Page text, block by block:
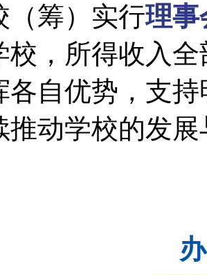
（筹）实行理事
校，所得收入
各自优势，支
推动学校的发